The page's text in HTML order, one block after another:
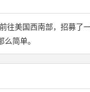
往美国西南部，招募了
简单。